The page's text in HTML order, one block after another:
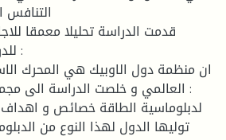
التنافس
قدمت الدراسة تحليلا معمقا
ان منظمة دول الاوبيك هي المحرك
العالمي و خلصت الدراسة الى
توليها الدول لهذا النوع من